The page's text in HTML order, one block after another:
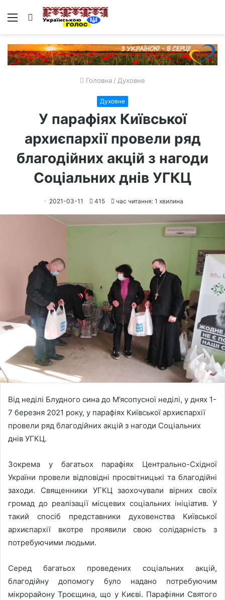
Меню Пошук
Головна / Духовне
Духовне
У парафіях Київської
архиєпархії провели ряд
благодійних акцій з нагоди
Соціальних днів УГКЦ
2021-03-11 415 час читання: 1 хвилина
Від неділі Блудного сина до М’ясопусної неділі, у днях 1-
7 березня 2021 року, у парафіях Київської архиєпархії
провели ряд благодійних акцій з нагоди Соціальних
днів УГКЦ.
Зокрема у багатьох парафіях Центрально-Східної
України провели відповідні просвітницькі та благодійні
заходи. Священники УГКЦ заохочували вірних своїх
громад до реалізації місцевих соціальних ініціатив. У
такий спосіб представники духовенства Київської
архиєпархії вкотре проявили свою солідарність з
потребуючими людьми.
Серед багатьох проведених соціальних акцій,
благодійну допомогу було надано потребуючим
мікрорайону Троєщина, що у Києві. Парафіяни Святого